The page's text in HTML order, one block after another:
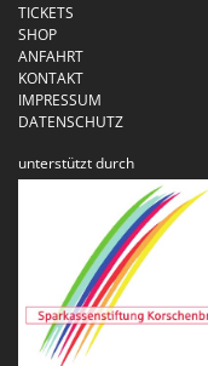
TICKETS
SHOP
ANFAHRT
KONTAKT
IMPRESSUM
DATENSCHUTZ
unterstützt durch